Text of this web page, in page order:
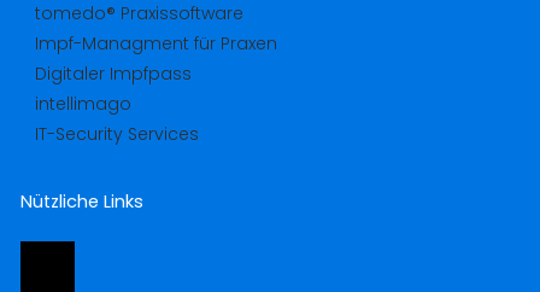
Nützliche Links
tomedo® Praxissoftware
Impf-Managment für Praxen
Digitaler Impfpass
intellimago
IT-Security Services